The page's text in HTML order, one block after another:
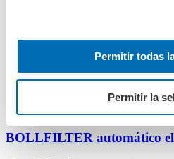
Permitir todas
Permitir la
Filtro automático de lavado a
BOLLFILTER automático